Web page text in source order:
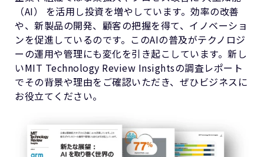
（AI） を活用し投資を増やしています。効率の改善
や、新製品の開発、顧客の把握を得て、イノベーショ
ンを促進しているのです。このAIの普及がテクノロジ
ーの運用や管理にも変化を引き起こしています。新し
いMIT Technology Review Insightsの調査レポート
でその背景や理由をご確認いただき、ぜひビジネスに
お役立てください。